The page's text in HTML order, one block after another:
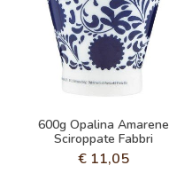
600g Opalina Amarene
Sciroppate Fabbri
€ 11,05